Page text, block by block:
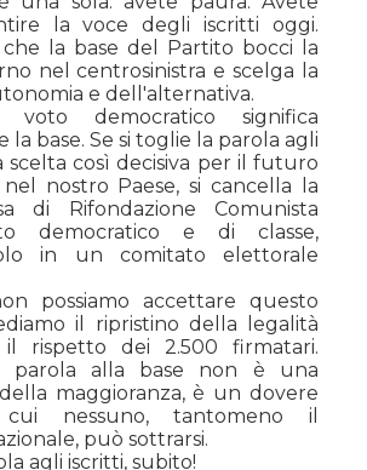
la voce degli iscritti oggi.
la base del Partito bocci la
nel centrosinistra e scelga la
e dell'alternativa.
democratico significa
la base. Se si toglie la parola agli
scelta così decisiva per il futuro
nostro Paese, si cancella la
di Rifondazione Comunista
democratico e di classe,
in un comitato elettorale
possiamo accettare questo
il ripristino della legalità
rispetto dei 2.500 firmatari.
parola alla base non è una
maggioranza, è un dovere
nessuno, tantomeno il
può sottrarsi.
agli iscritti, subito!